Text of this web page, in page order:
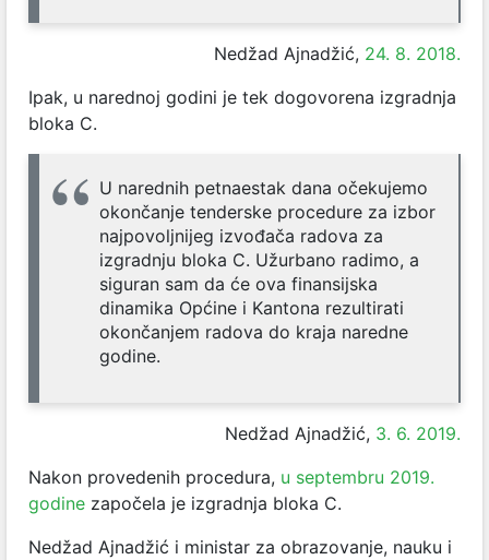
Nedžad Ajnadžić, 24. 8. 2018.
Ipak, u narednoj godini je tek dogovorena izgradnja
bloka C.
U narednih petnaestak dana očekujemo
okončanje tenderske procedure za izbor
najpovoljnijeg izvođača radova za
izgradnju bloka C. Užurbano radimo, a
siguran sam da će ova finansijska
dinamika Općine i Kantona rezultirati
okončanjem radova do kraja naredne
godine.
Nedžad Ajnadžić, 3. 6. 2019.
Nakon provedenih procedura, u septembru 2019.
godine započela je izgradnja bloka C.
Nedžad Ajnadžić i ministar za obrazovanje, nauku i